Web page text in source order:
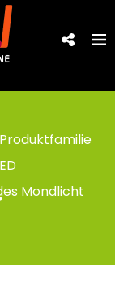
Produktfamilie
Mondlicht